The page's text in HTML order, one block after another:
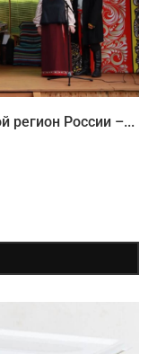
регион России –...